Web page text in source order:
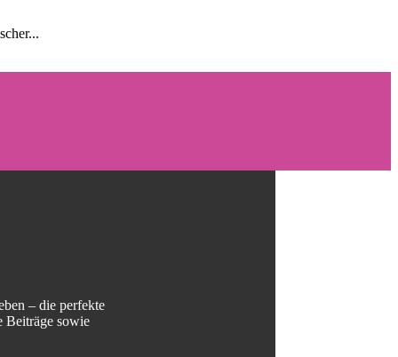
– die perfekte
Beiträge sowie